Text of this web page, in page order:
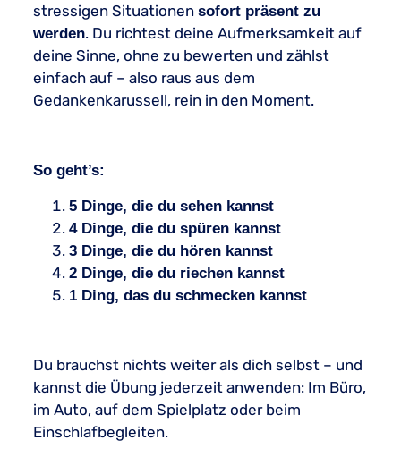
stressigen Situationen sofort präsent zu
werden. Du richtest deine Aufmerksamkeit auf
deine Sinne, ohne zu bewerten und zählst
einfach auf – also raus aus dem
Gedankenkarussell, rein in den Moment.
So geht’s:
5 Dinge, die du sehen kannst
4 Dinge, die du spüren kannst
3 Dinge, die du hören kannst
2 Dinge, die du riechen kannst
1 Ding, das du schmecken kannst
Du brauchst nichts weiter als dich selbst – und
kannst die Übung jederzeit anwenden: Im Büro,
im Auto, auf dem Spielplatz oder beim
Einschlafbegleiten.